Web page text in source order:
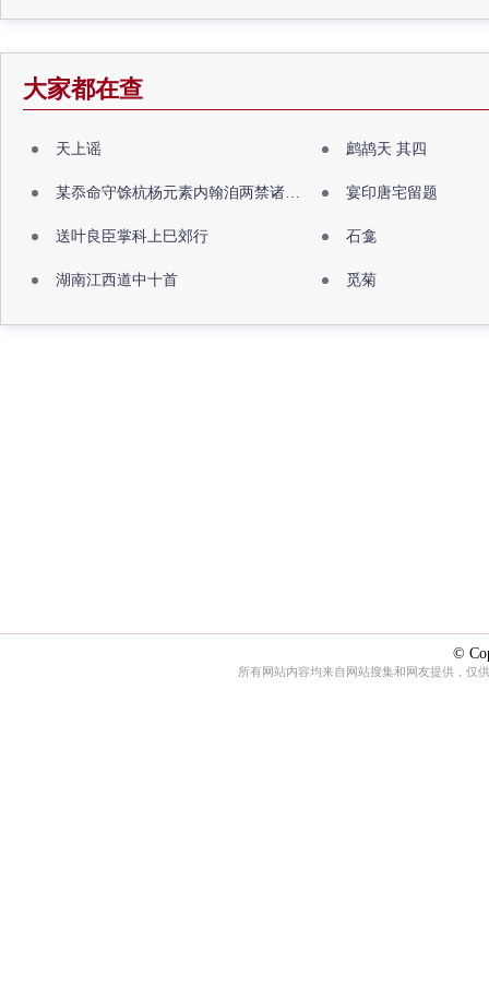
大家都在查
天上谣 鹧鸪天 其四
某忝命守馀杭杨元素内翰洎两禁诸公出祖佛寺 宴印唐宅留题
送叶良臣掌科上巳郊行 石龛
湖南江西道中十首 觅菊
©
所有网站内容均来自网站搜集和网友提供，仅